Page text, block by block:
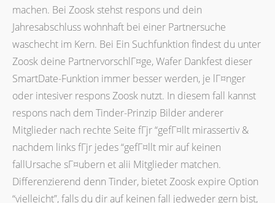
machen. Bei Zoosk stehst respons und dein
Jahresabschluss wohnhaft bei einer Partnersuche
waschecht im Kern. Bei Ein Suchfunktion findest du unter
Zoosk deine PartnervorschlГ¤ge, Wafer Dankfest dieser
SmartDate-Funktion immer besser werden, je lГ¤nger
oder intesiver respons Zoosk nutzt. In diesem fall kannst
respons nach dem Tinder-Prinzip Bilder anderer
Mitglieder nach rechte Seite fГјr “gefГ¤llt mirassertiv &
nachdem links fГјr jedes “gefГ¤llt mir auf keinen
fallUrsache sГ¤ubern et alii Mitglieder matchen.
Differenzierend denn Tinder, bietet Zoosk expire Option
“vielleicht”, falls du dir auf keinen fall jedweder gern bist,